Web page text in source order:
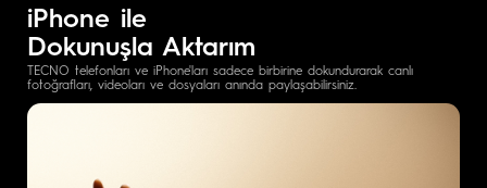
iPhone ile
Dokunuşla Aktarım
TECNO telefonları ve iPhone'ları sadece birbirine dokundurarak canlı
fotoğrafları, videoları ve dosyaları anında paylaşabilirsiniz.